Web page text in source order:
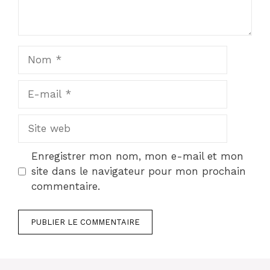
Site
Enregistrer mon nom, mon e-mail et mon
site dans le navigateur pour mon prochain
commentaire.